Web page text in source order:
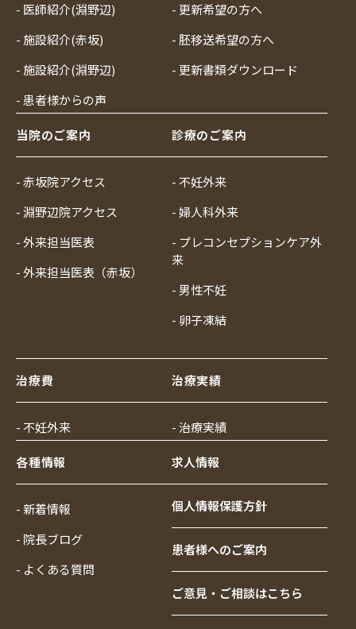
- 医師紹介(淵野辺)
- 施設紹介(赤坂)
- 施設紹介(淵野辺)
- 患者様からの声
- 更新希望の方へ
- 胚移送希望の方へ
- 更新書類ダウンロード
当院のご案内
- 赤坂院アクセス
- 淵野辺院アクセス
- 外来担当医表
- 外来担当医表（赤坂）
診療のご案内
- 不妊外来
- 婦人科外来
- プレコンセプションケア外
来
- 男性不妊
- 卵子凍結
治療費
- 不妊外来
治療実績
- 治療実績
各種情報
- 新着情報
- 院長ブログ
- よくある質問
求人情報
個人情報保護方針
患者様へのご案内
ご意見・ご相談はこちら